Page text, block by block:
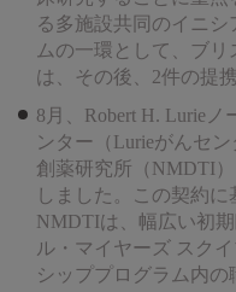
る多施設共同のイニシ
ムの一環として、ブ
は、その後、2件の提
8月、Robert H. Lurie
ンター（Lurieがんセ
創薬研究所（NMDTI
しました。この契約
NMDTIは、幅広い初
ル・マイヤーズ スク
シッププログラム内の